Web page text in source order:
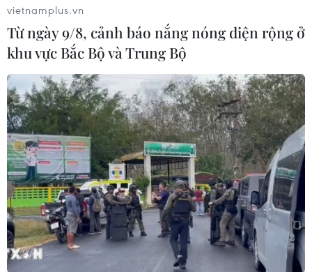
#Chế độ ăn giàu thực vật
#thịt chế biến sẵn
#Bệnh tim mạch
#Bệnh tiểu đường
#các loại hạt
#ngũ cốc nguyên cám
#nguy cơ đột quỵ #thịt đỏ
Theo dõi VietnamPlus
vietnamplus.vn
Từ ngày 9/8, cảnh báo nắng nóng diện rộng ở
khu vực Bắc Bộ và Trung Bộ